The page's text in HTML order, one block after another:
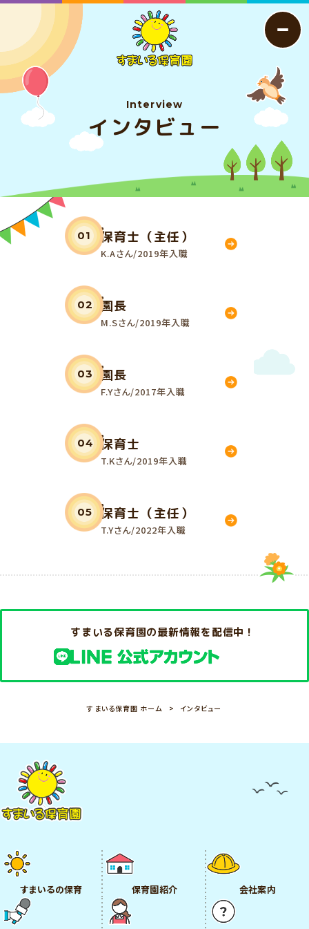
Interview
インタビュー
01 保育士（主任）
K.Aさん/2019年入職
02 園長
M.Sさん/2019年入職
03 園長
F.Yさん/2017年入職
04 保育士
T.Kさん/2019年入職
05 保育士（主任）
T.Yさん/2022年入職
すまいる保育園の最新情報を配信中！
すまいる保育園 ホーム インタビュー
すまいるの保育 保育園紹介 会社案内